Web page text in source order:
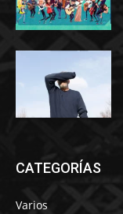
CATEGORÍAS
Varios